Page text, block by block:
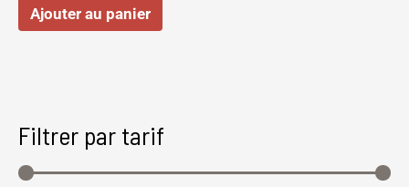
Ajouter au panier
Filtrer par tarif